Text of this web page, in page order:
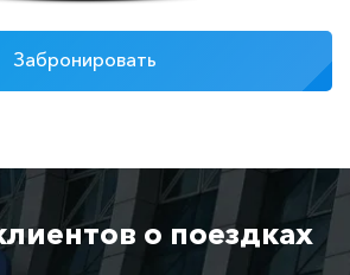
Забронировать
о поездках